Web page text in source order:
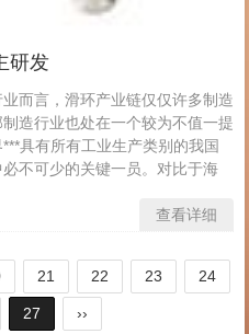
研发
而言，滑环产业链仅仅许多制造
造行业也处在一个较为不值一提
具有所有工业生产类别的我国
不可少的关键一员。对比于海
查看详细
21 22 23 24
27 ››